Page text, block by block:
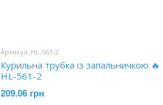
Артикул: HL-561-2
Курильна трубка із запальничкою 🔥
HL-561-2
209.06 грн